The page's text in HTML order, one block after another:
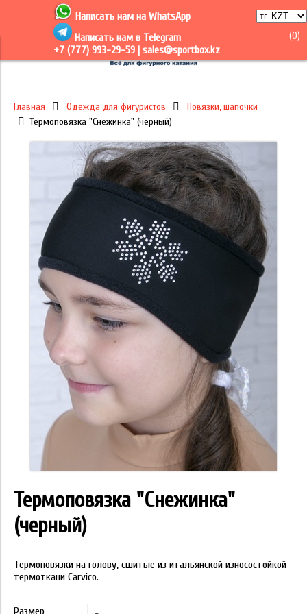
Написать нам на WhatsApp
Написать нам в Telegram
+7 (777) 993-29-59 | sales@sportbox.kz
(0)
Главная Одежда для фигуристов
Повязки, шапочки
Термоповязка "Снежинка" (черный)
Термоповязка "Снежинка"
(черный)
Термоповязки на голову, сшитые из итальянской износостойкой
термоткани Carvico.
Размер